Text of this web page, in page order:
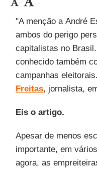
"A menção a André
ambos do perigo
capitalistas no
conhecido também
campanhas
Freitas, jornalista,
Eis o artigo.
Apesar de menos
importante, em
agora, as